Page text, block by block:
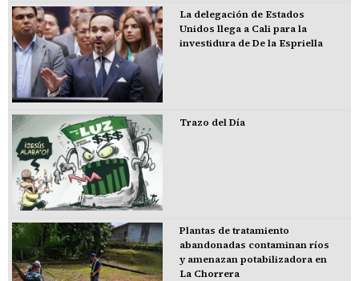
La delegación de Estados
Unidos llega a Cali para la
investidura de De la Espriella
Trazo del Día
Plantas de tratamiento
abandonadas contaminan ríos
y amenazan potabilizadora en
La Chorrera